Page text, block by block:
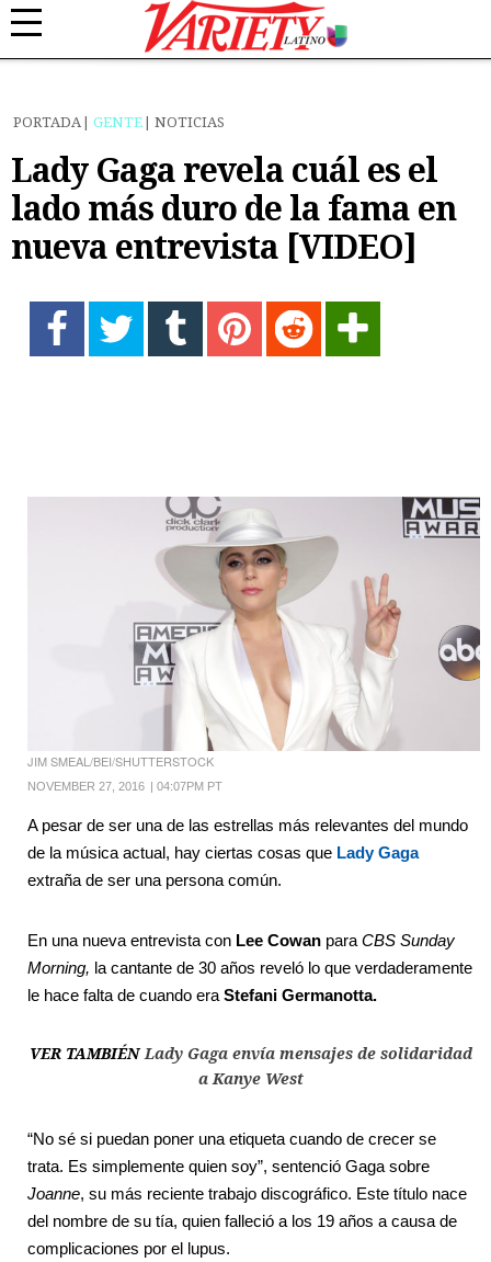
PORTADA GENTE NOTICIAS
Lady Gaga revela cuál es el
lado más duro de la fama en
nueva entrevista [VIDEO]
JIM SMEAL/BEI/SHUTTERSTOCK
NOVEMBER 27, 2016 04:07PM PT
A pesar de ser una de las estrellas más relevantes del mundo
de la música actual, hay ciertas cosas que Lady Gaga
extraña de ser una persona común.
En una nueva entrevista con Lee Cowan para CBS Sunday
Morning, la cantante de 30 años reveló lo que verdaderamente
le hace falta de cuando era Stefani Germanotta.
VER TAMBIÉN Lady Gaga envía mensajes de solidaridad
a Kanye West
“No sé si puedan poner una etiqueta cuando de crecer se
trata. Es simplemente quien soy”, sentenció Gaga sobre
Joanne, su más reciente trabajo discográfico. Este título nace
del nombre de su tía, quien falleció a los 19 años a causa de
complicaciones por el lupus.